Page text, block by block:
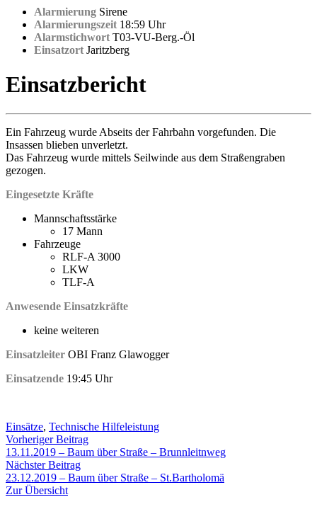
Alarmierung Sirene
Alarmierungszeit 18:59 Uhr
Alarmstichwort T03-VU-Berg.-Öl
Einsatzort Jaritzberg
Einsatzbericht
Ein Fahrzeug wurde Abseits der Fahrbahn vorgefunden. Die
Insassen blieben unverletzt.
Das Fahrzeug wurde mittels Seilwinde aus dem Straßengraben
gezogen.
Eingesetzte Kräfte
Mannschaftsstärke
17 Mann
Fahrzeuge
RLF-A 3000
LKW
TLF-A
Anwesende Einsatzkräfte
keine weiteren
Einsatzleiter OBI Franz Glawogger
Einsatzende 19:45 Uhr
Einsätze, Technische Hilfeleistung
Beitragsnavigation
Vorheriger BeitragVorheriger
Beitrag:
13.11.2019 – Baum über Straße – Brunnleitnweg
Nächster BeitragNächster
Beitrag:
23.12.2019 – Baum über Straße – St.Bartholomä
Zur Übersicht